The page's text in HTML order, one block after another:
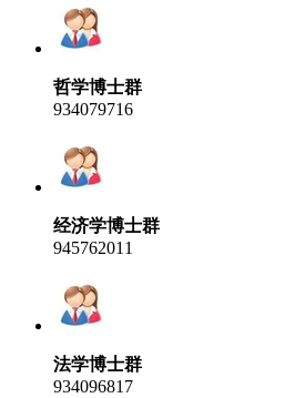
哲学博士群
934079716
经济学博士群
945762011
法学博士群
934096817